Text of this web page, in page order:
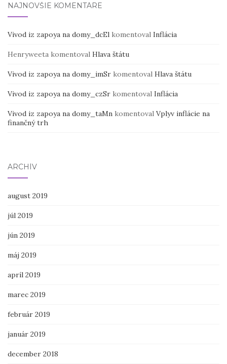
NAJNOVŠIE KOMENTÁRE
Vivod iz zapoya na domy_dcEl komentoval Inflácia
Henryweeta komentoval Hlava štátu
Vivod iz zapoya na domy_imSr komentoval Hlava štátu
Vivod iz zapoya na domy_czSr komentoval Inflácia
Vivod iz zapoya na domy_taMn komentoval Vplyv inflácie na
finančný trh
ARCHÍV
august 2019
júl 2019
jún 2019
máj 2019
apríl 2019
marec 2019
február 2019
január 2019
december 2018